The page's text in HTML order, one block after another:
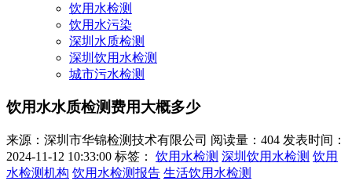
饮用水检测
饮用水污染
深圳水质检测
深圳饮用水检测
城市污水检测
饮用水水质检测费用大概多少
来源：深圳市华锦检测技术有限公司 阅读量：404 发表时间：
2024-11-12 10:33:00 标签： 饮用水检测 深圳饮用水检测 饮用
水检测机构 饮用水检测报告 生活饮用水检测